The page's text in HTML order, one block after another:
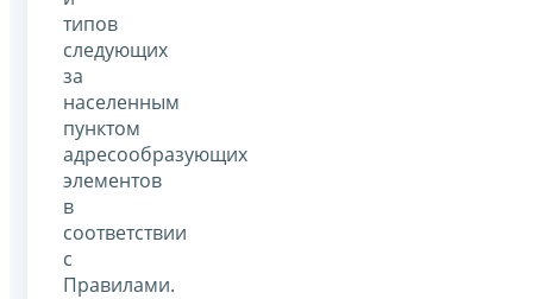
типов
следующих
за
населенным
пунктом
адресообразующих
элементов
в
соответствии
с
Правилами.